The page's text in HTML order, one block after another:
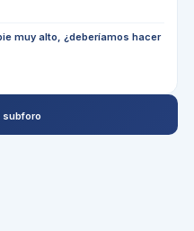
muy alto, ¿deberíamos hacer
subforo